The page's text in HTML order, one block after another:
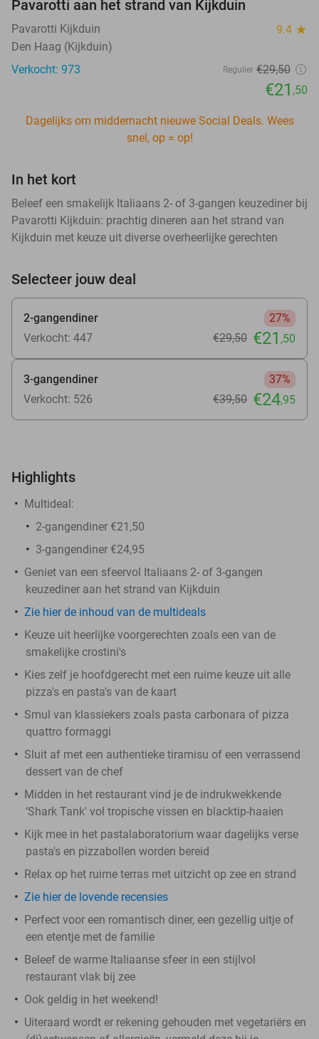
Pavarotti aan het strand van Kijkduin
Pavarotti Kijkduin 9.4 star
Den Haag (Kijkduin)
Verkocht: 973
Regulier €29,50
€21 ,50
Dagelijks om middernacht nieuwe Social Deals. Wees
snel, op = op!
In het kort
Beleef een smakelijk Italiaans 2- of 3-gangen keuzediner bij
Pavarotti Kijkduin: prachtig dineren aan het strand van
Kijkduin met keuze uit diverse overheerlijke gerechten
Selecteer jouw deal
2-gangendiner
27%
Verkocht: 447
€29,50 €21 ,50
3-gangendiner
37%
Verkocht: 526
€39,50 €24,95
Highlights
Multideal:
2-gangendiner €21,50
3-gangendiner €24,95
Geniet van een sfeervol Italiaans 2- of 3-gangen
keuzediner aan het strand van Kijkduin
Zie hier de inhoud van de multideals
Keuze uit heerlijke voorgerechten zoals een van de
smakelijke crostini's
Kies zelf je hoofdgerecht met een ruime keuze uit alle
pizza's en pasta's van de kaart
Smul van klassiekers zoals pasta carbonara of pizza
quattro formaggi
Sluit af met een authentieke tiramisu of een verrassend
dessert van de chef
Midden in het restaurant vind je de indrukwekkende
‘Shark Tank' vol tropische vissen en blacktip-haaien
Kijk mee in het pastalaboratorium waar dagelijks verse
pasta's en pizzabollen worden bereid
Relax op het ruime terras met uitzicht op zee en strand
Zie hier de lovende recensies
Perfect voor een romantisch diner, een gezellig uitje of
een etentje met de familie
Beleef de warme Italiaanse sfeer in een stijlvol
restaurant vlak bij zee
Ook geldig in het weekend!
Uiteraard wordt er rekening gehouden met vegetariërs en